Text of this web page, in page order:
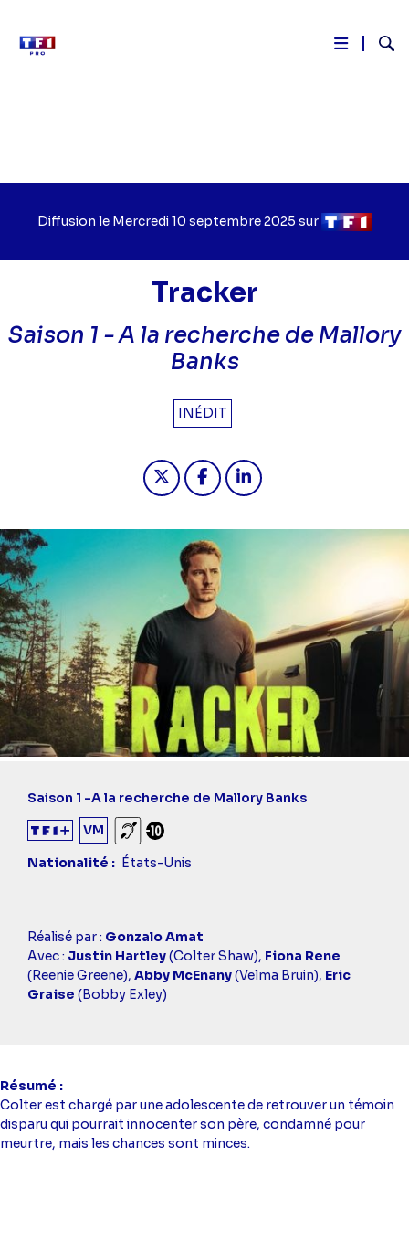
Diffusion le Jour
diffusion
Mercredi 10 septembre 2025 sur Chaîne
diffusion
Tracker
Saison 1 -A la recherche de Mallory
Banks
INÉDIT
Partager "2025-09-10 21:10 -
Partager "2025-09-10 21:10
Saison 1 -A la recherche de Mallory Banks
VM
Sourds et malentendants
Déconseillé aux -10 ans
Nationalité
États-Unis
Casting
simba
Réalisé par : Gonzalo Amat
Avec : Justin Hartley(Colter Shaw), Fiona Rene
(Reenie Greene), Abby McEnany(Velma Bruin), Eric
Graise (Bobby Exley)
Résumé
Colter est chargé par une adolescente de retrouver un témoin
disparu qui pourrait innocenter son père, condamné pour
meurtre, mais les chances sont minces.